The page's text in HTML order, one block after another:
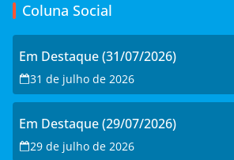
Coluna Social
Em Destaque (31/07/2026)
31 de julho de 2026
Em Destaque (29/07/2026)
29 de julho de 2026